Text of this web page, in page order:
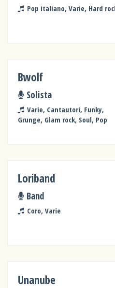
Pop italiano, Varie, Hard
Bwolf
Solista
Varie, Cantautori, Funky,
Grunge, Glam rock, Soul, Pop
Loriband
Band
Coro, Varie
Unanube